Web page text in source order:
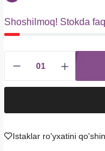
Shoshilmoq! Stokda
Istaklar ro'yxatini